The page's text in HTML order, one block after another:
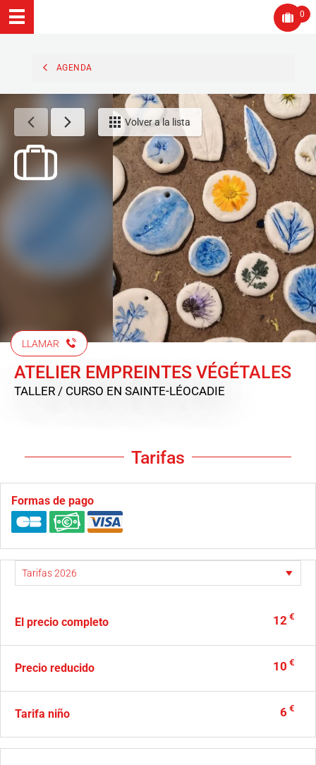
0
AGENDA
Volver a la lista
LLAMAR
ATELIER EMPREINTES VÉGÉTALES
TALLER / CURSO EN SAINTE-LÉOCADIE
Tarifas
Formas de pago
El precio completo 12 €
Precio reducido 10 €
Tarifa niño 6 €